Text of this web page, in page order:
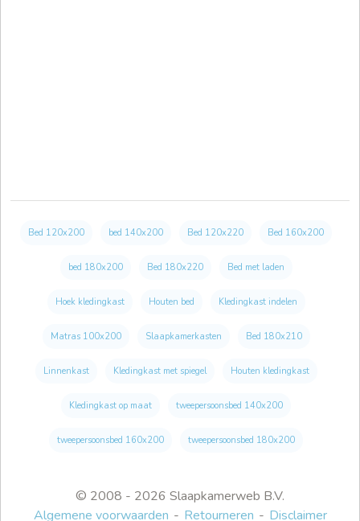
© 2008 - 2026 Slaapkamerweb B.V.
Algemene voorwaarden
Retourneren Disclaimer
Bed 120x200 bed 140x200 Bed 120x220 Bed 160x200
bed 180x200 Bed 180x220 Bed met laden
Hoek kledingkast Houten bed Kledingkast indelen
Matras 100x200 Slaapkamerkasten Bed 180x210
Linnenkast Kledingkast met spiegel Houten kledingkast
Kledingkast op maat tweepersoonsbed 140x200
tweepersoonsbed 160x200 tweepersoonsbed 180x200